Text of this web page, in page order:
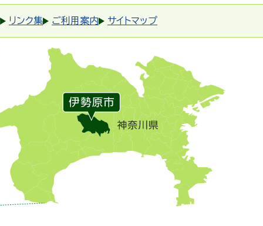
リンク集 ご利用案内 サイトマップ